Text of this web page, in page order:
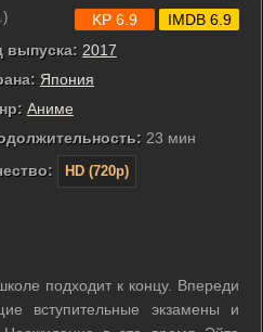
выпуска: 2017
Япония
Аниме
23 мин
HD (720p)
KP 6.9 IMDB 6.9
подходит к концу. Впереди
вступительные экзамены и